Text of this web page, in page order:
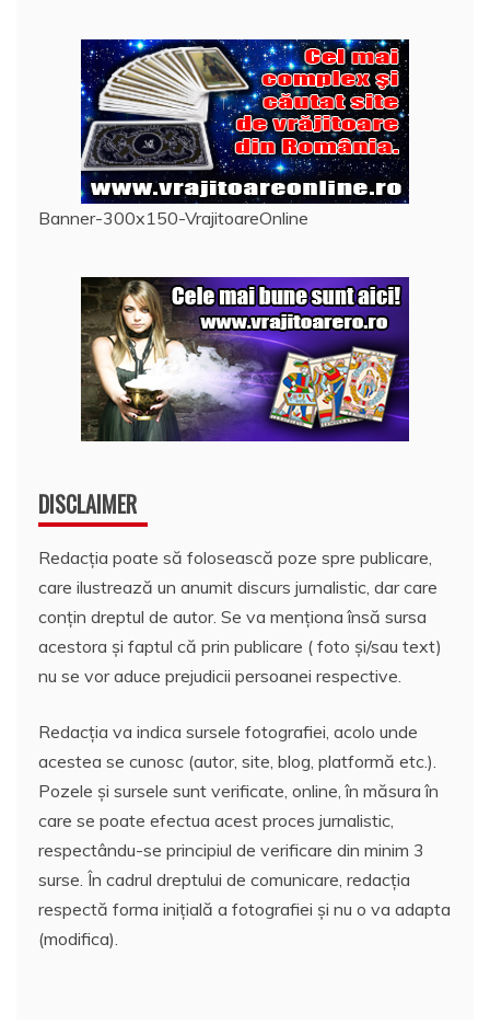
Banner-300x150-VrajitoareOnline
DISCLAIMER
Redacția poate să folosească poze spre publicare,
care ilustrează un anumit discurs jurnalistic, dar care
conțin dreptul de autor. Se va menționa însă sursa
acestora și faptul că prin publicare ( foto și/sau text)
nu se vor aduce prejudicii persoanei respective.
Redacția va indica sursele fotografiei, acolo unde
acestea se cunosc (autor, site, blog, platformă etc.).
Pozele și sursele sunt verificate, online, în măsura în
care se poate efectua acest proces jurnalistic,
respectându-se principiul de verificare din minim 3
surse. În cadrul dreptului de comunicare, redacția
respectă forma inițială a fotografiei și nu o va adapta
(modifica).